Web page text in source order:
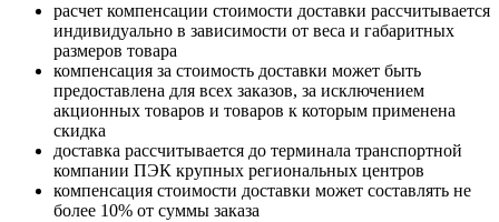
расчет компенсации стоимости доставки рассчитывается
индивидуально в зависимости от веса и габаритных
размеров товара
компенсация за стоимость доставки может быть
предоставлена для всех заказов, за исключением
акционных товаров и товаров к которым применена
скидка
доставка рассчитывается до терминала транспортной
компании ПЭК крупных региональных центров
компенсация стоимости доставки может составлять не
более 10% от суммы заказа